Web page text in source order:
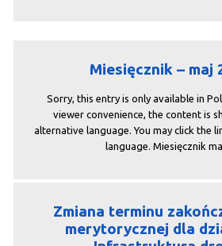
Miesięcznik – maj
Sorry, this entry is only available in
viewer convenience, the content is
alternative language. You may click the
language. Miesięcznik
Zmiana terminu
merytorycznej dla